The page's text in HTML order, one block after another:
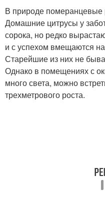
В природе померанцевые
Домашние цитрусы у
сорока, но редко
и с успехом вмещаются
Старейшие из них не
Однако в помещениях с
много света, можно
трехметрового роста.